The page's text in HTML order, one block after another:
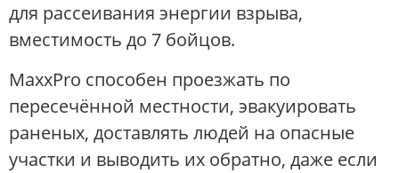
для рассеивания энергии взрыва,
вместимость до 7 бойцов.
MaxxPro способен проезжать по
пересечённой местности, эвакуировать
раненых, доставлять людей на опасные
участки и выводить их обратно, даже если